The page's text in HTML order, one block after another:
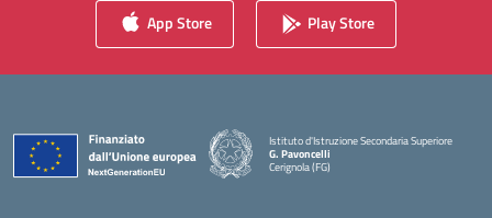
App Store Play Store
Istituto d'Istruzione Secondaria Superiore
G. Pavoncelli
Cerignola (FG)
— Visita la pagina iniziale della scuola